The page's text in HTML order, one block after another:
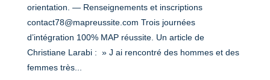
orientation. — Renseignements et inscriptions
contact78@mapreussite.com Trois journées
d’intégration 100% MAP réussite. Un article de
Christiane Larabi : » J ai rencontré des hommes et des
femmes très...